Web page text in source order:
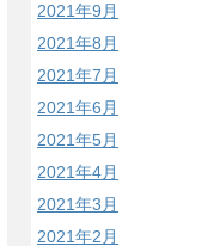
2021年9月
2021年8月
2021年7月
2021年6月
2021年5月
2021年4月
2021年3月
2021年2月